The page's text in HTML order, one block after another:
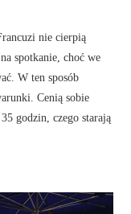
nie cierpią
spotkanie, choć we
W ten sposób
Cenią sobie
godzin, czego starają